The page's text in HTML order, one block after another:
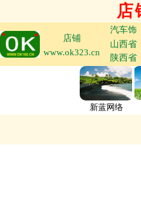
店
店铺
www.ok323.cn
汽车饰
山西省
陕西省
新蓝网络